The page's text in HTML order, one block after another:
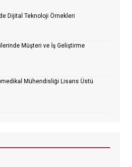
Dijital Teknoloji Örnekleri
Müşteri ve İş Geliştirme
Mühendisliği Lisans Üstü